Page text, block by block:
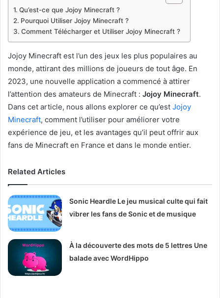
Qu’est-ce que Jojoy Minecraft ?
Pourquoi Utiliser Jojoy Minecraft ?
Comment Télécharger et Utiliser Jojoy Minecraft ?
Jojoy Minecraft est l’un des jeux les plus populaires au
monde, attirant des millions de joueurs de tout âge. En
2023, une nouvelle application a commencé à attirer
l’attention des amateurs de Minecraft : Jojoy Minecraft.
Dans cet article, nous allons explorer ce qu’est Jojoy
Minecraft, comment l’utiliser pour améliorer votre
expérience de jeu, et les avantages qu’il peut offrir aux
fans de Minecraft en France et dans le monde entier.
Related Articles
Sonic Heardle Le jeu musical culte qui fait
vibrer les fans de Sonic et de musique
À la découverte des mots de 5 lettres Une
balade avec WordHippo